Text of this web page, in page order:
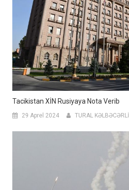
Tacikistan XİN Rusiyaya Nota Verib
29 Aprel 2024 TURAL KƏLBƏCƏRLİ